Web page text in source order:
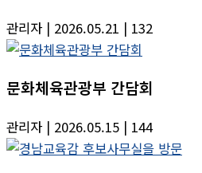
관리자 | 2026.05.21 | 132
문화체육관광부 간담회
관리자 | 2026.05.15 | 144